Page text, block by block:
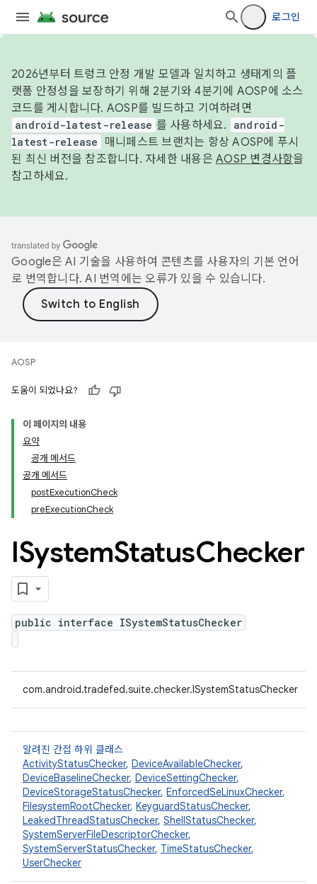
로그인
2026년부터 트렁크 안정 개발 모델과 일치하고 생태계의 플
랫폼 안정성을 보장하기 위해 2분기와 4분기에 AOSP에 소스
코드를 게시합니다. AOSP를 빌드하고 기여하려면
android-latest-release 를 사용하세요.
android-
latest-release
매니페스트 브랜치는 항상 AOSP에 푸시
된 최신 버전을 참조합니다. 자세한 내용은 AOSP 변경사항을
참고하세요.
Google은 AI 기술을 사용하여 콘텐츠를 사용자의 기본 언어
로 번역합니다. AI 번역에는 오류가 있을 수 있습니다.
AOSP
도움이 되었나요?
이 페이지의 내용
요약
공개 메서드
공개 메서드
postExecutionCheck
preExecutionCheck
ISystemStatusChecker
public interface ISystemStatusChecker
com.android.tradefed.suite.checker.ISystemStatusChecker
알려진 간접 하위 클래스
ActivityStatusChecker, DeviceAvailableChecker,
DeviceBaselineChecker, DeviceSettingChecker,
DeviceStorageStatusChecker, EnforcedSeLinuxChecker,
FilesystemRootChecker, KeyguardStatusChecker,
LeakedThreadStatusChecker, ShellStatusChecker,
SystemServerFileDescriptorChecker,
SystemServerStatusChecker, TimeStatusChecker,
UserChecker